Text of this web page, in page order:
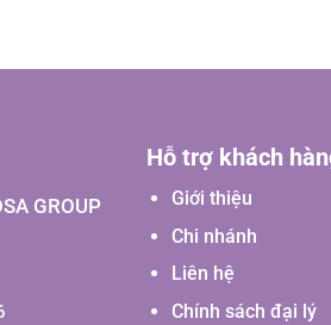
GROUP
Hỗ trợ khách
Giới thiệu
Chi nhánh
Liên hệ
Chính sách đại lý